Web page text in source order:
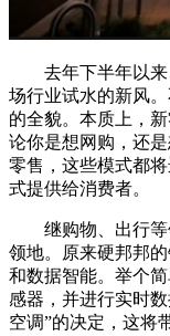
去年下半年以来
场行业试水的新风
的全貌。本质上，
论你是想网购，还
零售，这些模式都
式提供给消费者。
继购物、出行等
领地。原来硬邦邦
和数据智能。举个
感器，并进行实时
空调”的决定，这将